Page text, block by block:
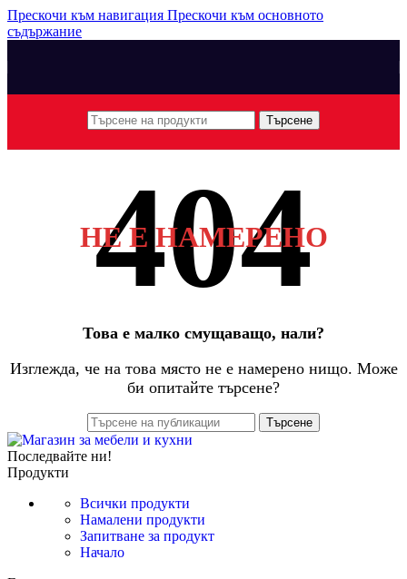
Прескочи към навигация Прескочи към основното
съдържание
Търсене
НЕ Е НАМЕРЕНО
Това е малко смущаващо, нали?
Изглежда, че на това място не е намерено нищо. Може
би опитайте търсене?
Търсене
Последвайте ни!
Продукти
Всички продукти
Намалени продукти
Запитване за продукт
Начало